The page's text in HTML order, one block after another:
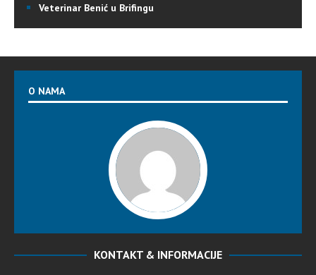
Veterinar Benić u Brifingu
O NAMA
KONTAKT & INFORMACIJE